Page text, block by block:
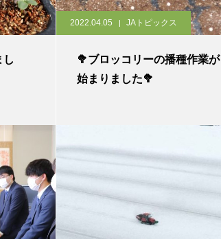
し
2022.04.05 JAトピックス
🥦ブロッコリーの播種作業が
始まりました🥦